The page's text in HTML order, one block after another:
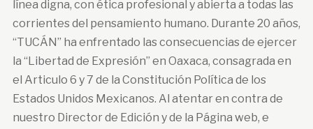
línea digna, con ética profesional y abierta a todas las
corrientes del pensamiento humano. Durante 20 años,
“TUCÁN” ha enfrentado las consecuencias de ejercer
la “Libertad de Expresión” en Oaxaca, consagrada en
el Articulo 6 y 7 de la Constitución Política de los
Estados Unidos Mexicanos. Al atentar en contra de
nuestro Director de Edición y de la Página web, e